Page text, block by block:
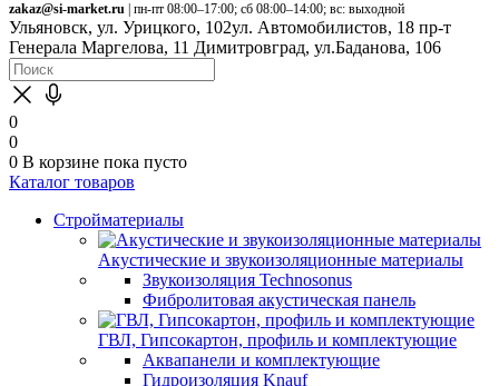
zakaz@si-market.ru | пн-пт 08:00–17:00; сб 08:00–14:00; вс: выходной
Ульяновск, ул. Урицкого, 102ул. Автомобилистов, 18 пр-т
Генерала Маргелова, 11 Димитровград, ул.Баданова, 106
0
0
0 В корзине пока пусто
Каталог товаров
Стройматериалы
Акустические и звукоизоляционные материалы
Звукоизоляция Technosonus
Фибролитовая акустическая панель
ГВЛ, Гипсокартон, профиль и комплектующие
Аквапанели и комплектующие
Гидроизоляция Knauf